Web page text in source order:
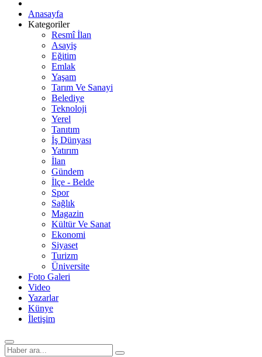
Anasayfa
Kategoriler
Resmî İlan
Asayiş
Eğitim
Emlak
Yaşam
Tarım Ve Sanayi
Belediye
Teknoloji
Yerel
Tanıtım
İş Dünyası
Yatırım
İlan
Gündem
İlçe - Belde
Spor
Sağlık
Magazin
Kültür Ve Sanat
Ekonomi
Siyaset
Turizm
Üniversite
Foto Galeri
Video
Yazarlar
Künye
İletişim